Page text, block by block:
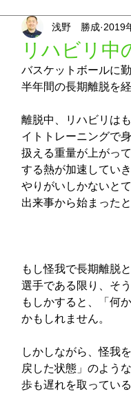
リハビリ中
浅野 勝成 2019
バスケットボールに
半年間の長期離脱を
離脱中、リハビリは
イトトレーニングで
扱える重量が上がっ
する熱が加速してい
やりがいしかないと
出来事から始まった
もし怪我で長期離脱
選手である限り、そ
もしかすると、「何
かもしれません。
しかしながら、怪我
戻した状態」のよう
歩も遅れを取ってい